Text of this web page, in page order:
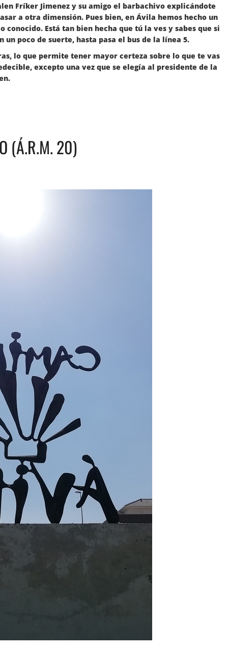
Fríker Jimenez y su amigo el barbachivo explicándote
a otra dimensión. Pues bien, en Ávila hemos hecho un
Está tan bien hecha que tú la ves y sabes que si
poco de suerte, hasta pasa el bus de la línea 5.
lo que permite tener mayor certeza sobre lo que te vas
excepto una vez que se elegía al presidente de la
(Á.R.M. 20)